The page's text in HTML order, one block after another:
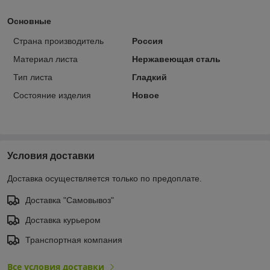
Основные
Страна производитель
Россия
Материал листа
Нержавеющая сталь
Тип листа
Гладкий
Состояние изделия
Новое
Условия доставки
Доставка осуществляется только по предоплате.
Доставка "Самовывоз"
Доставка курьером
Транспортная компания
Все условия доставки